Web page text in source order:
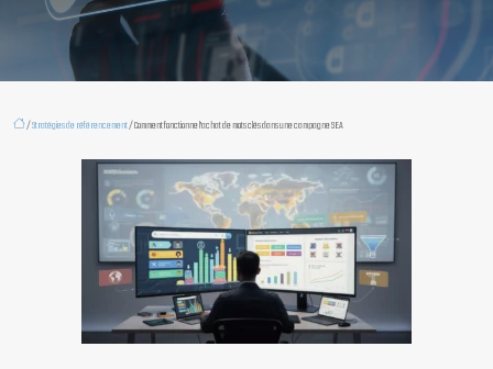
/Stratégies de référencement/ Comment fonctionne l’achat de mots clés dans une campagne SEA